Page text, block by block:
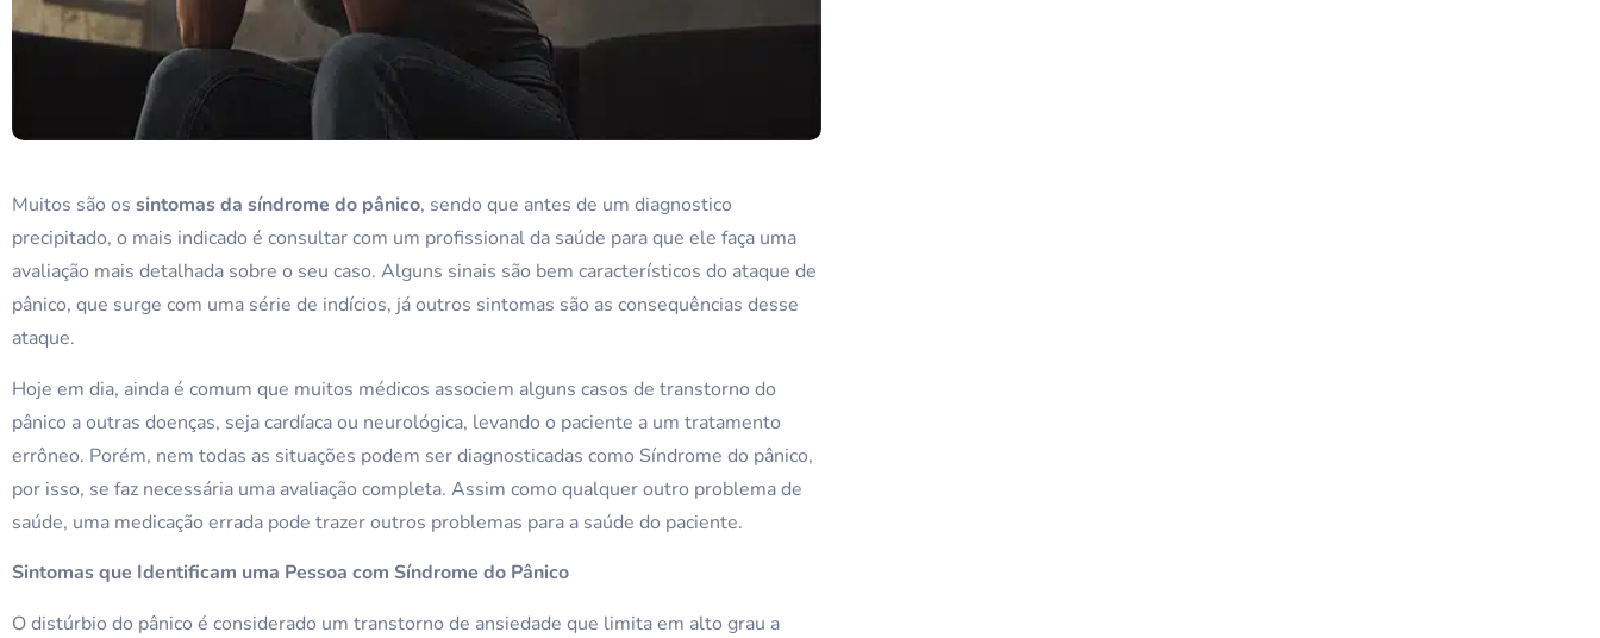
Muitos são os sintomas da síndrome do pânico, sendo que antes de um diagnostico
precipitado, o mais indicado é consultar com um profissional da saúde para que ele faça uma
avaliação mais detalhada sobre o seu caso. Alguns sinais são bem característicos do ataque de
pânico, que surge com uma série de indícios, já outros sintomas são as consequências desse
ataque.
Hoje em dia, ainda é comum que muitos médicos associem alguns casos de transtorno do
pânico a outras doenças, seja cardíaca ou neurológica, levando o paciente a um tratamento
errôneo. Porém, nem todas as situações podem ser diagnosticadas como Síndrome do pânico,
por isso, se faz necessária uma avaliação completa. Assim como qualquer outro problema de
saúde, uma medicação errada pode trazer outros problemas para a saúde do paciente.
Sintomas que Identificam uma Pessoa com Síndrome do Pânico
O distúrbio do pânico é considerado um transtorno de ansiedade que limita em alto grau a